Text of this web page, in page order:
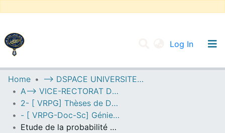
Log In
UNIVERSITY OF D.L SIDI BEL ABBES
Communities & Collections
All of DSpace
Home
--> DSPACE UNIVERSITE DJILALLI LIABES DE SIDI BEL ABBES
A--> VICE-RECTORAT DE LA POST-GRADUATION
2- [ VRPG] Thèses de Doctorat en Sciences
- [ VRPG-Doc-Sc] Génie civil --- هندسة مدنية
Etude de la probabilité de rupture des composites unidirectionnels a matrice polymère viscoélastique